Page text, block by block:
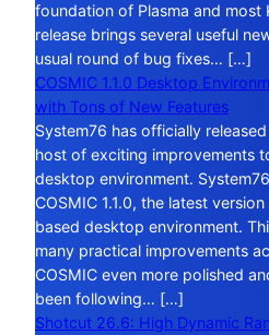
foundation of Plasma and most
release brings several useful
usual round of bug fixes… […]
COSMIC 1.1.0 Desktop
with Tons of New Features
System76 has officially
host of exciting improvements
desktop environment.
COSMIC 1.1.0, the latest
based desktop environment.
many practical improvements
COSMIC even more polished
been following… […]
Shotcut 26.6: High Dynamic